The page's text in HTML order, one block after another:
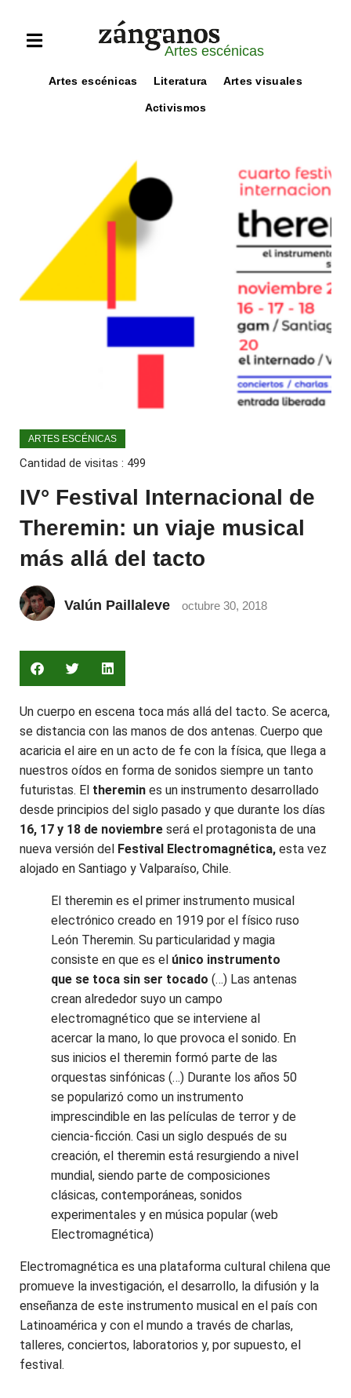
Artes escénicas
Artes escénicas Literatura Artes visuales
Activismos
ARTES ESCÉNICAS
Cantidad de visitas : 499
IV° Festival Internacional de
Theremin: un viaje musical
más allá del tacto
Valún Paillaleve octubre 30, 2018
Un cuerpo en escena toca más allá del tacto. Se acerca,
se distancia con las manos de dos antenas. Cuerpo que
acaricia el aire en un acto de fe con la física, que llega a
nuestros oídos en forma de sonidos siempre un tanto
futuristas. El theremin es un instrumento desarrollado
desde principios del siglo pasado y que durante los días
16, 17 y 18 de noviembre será el protagonista de una
nueva versión del Festival Electromagnética, esta vez
alojado en Santiago y Valparaíso, Chile.
El theremin es el primer instrumento musical
electrónico creado en 1919 por el físico ruso
León Theremin. Su particularidad y magia
consiste en que es el único instrumento
que se toca sin ser tocado (…) Las antenas
crean alrededor suyo un campo
electromagnético que se interviene al
acercar la mano, lo que provoca el sonido. En
sus inicios el theremin formó parte de las
orquestas sinfónicas (…) Durante los años 50
se popularizó como un instrumento
imprescindible en las películas de terror y de
ciencia-ficción. Casi un siglo después de su
creación, el theremin está resurgiendo a nivel
mundial, siendo parte de composiciones
clásicas, contemporáneas, sonidos
experimentales y en música popular (web
Electromagnética)
Electromagnética es una plataforma cultural chilena que
promueve la investigación, el desarrollo, la difusión y la
enseñanza de este instrumento musical en el país con
Latinoamérica y con el mundo a través de charlas,
talleres, conciertos, laboratorios y, por supuesto, el
festival.